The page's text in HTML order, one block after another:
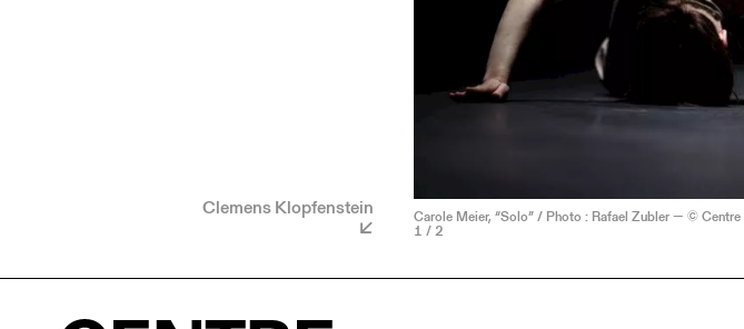
Clemens Klopfenstein Carole Meier, “Solo” / Photo : Rafael Zubler — ©
1 / 2